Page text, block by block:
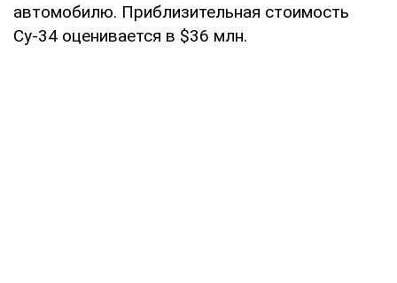
автомобилю. Приблизительная стоимость
Су-34 оценивается в $36 млн.